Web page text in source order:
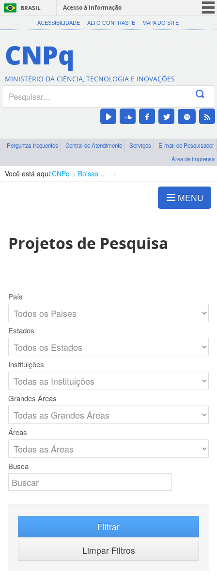
BRASIL
Acesso à informação
CORONAVÍRUS (COVID-19)
Canais
ACESSIBILIDADE ALTO CONTRASTE MAPA DO SITE
CNPq
MINISTÉRIO DA CIÊNCIA, TECNOLOGIA E INOVAÇÕES
Perguntas frequentes Central de Atendimento Serviços
E-mail do Pesquisador
Área de imprensa
Você está aqui:CNPq Bolsas e Auxílios Vigentes
MENU
Projetos de Pesquisa
País
Estados
Instituições
Grandes Áreas
Áreas
Busca
Filtrar
Limpar Filtros